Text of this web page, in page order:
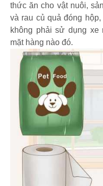
thức ăn cho vật nuôi,
và rau củ quả đóng
không phải sử dụng xe
mặt hàng nào đó.